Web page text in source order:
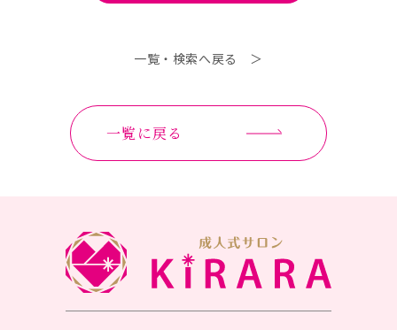
一覧・検索へ戻る ＞
一覧に戻る